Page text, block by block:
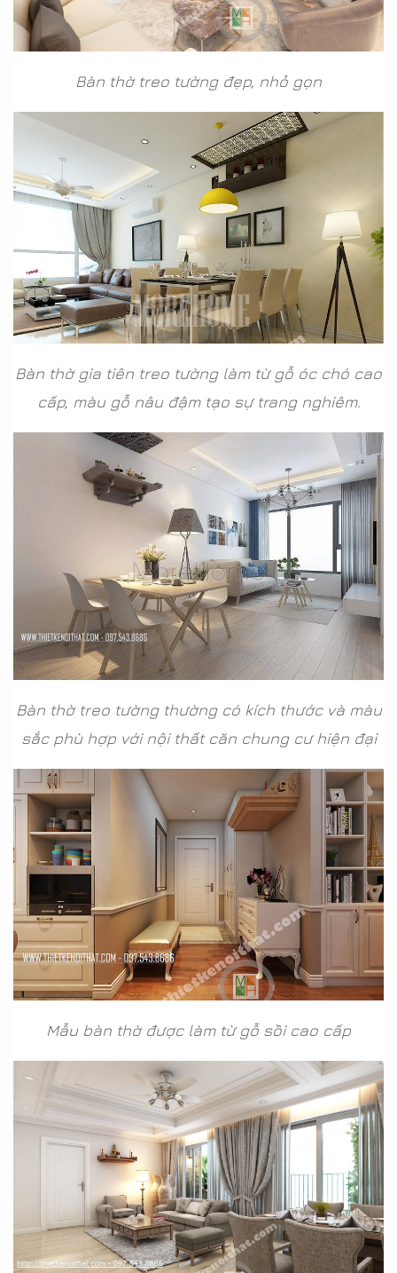
Bàn thờ treo tường đẹp, nhỏ gọn
Bàn thờ gia tiên treo tường làm từ gỗ óc chó cao
cấp, màu gỗ nâu đậm tạo sự trang nghiêm.
Bàn thờ treo tường thường có kích thước và màu
sắc phù hợp với nội thất căn chung cư hiện đại
Mẫu bàn thờ được làm từ gỗ sồi cao cấp